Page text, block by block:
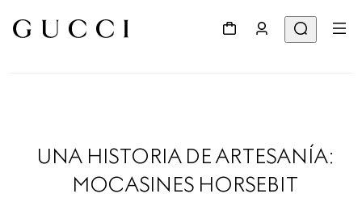
UNA HISTORIA DE ARTESANÍA:
MOCASINES HORSEBIT